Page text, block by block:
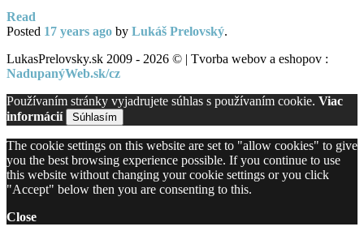
Read
Posted 17 years ago by Lukáš Prelovský.
LukasPrelovsky.sk 2009 - 2026 © | Tvorba webov a eshopov :
NadupanýWeb.sk/cz
Používaním stránky vyjadrujete súhlas s používaním cookie. Viac
informácií
Súhlasím
The cookie settings on this website are set to "allow cookies" to give
you the best browsing experience possible. If you continue to use
this website without changing your cookie settings or you click
"Accept" below then you are consenting to this.
Close